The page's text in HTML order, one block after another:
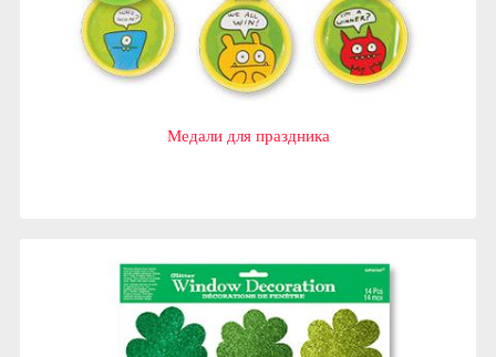
Медали для праздника